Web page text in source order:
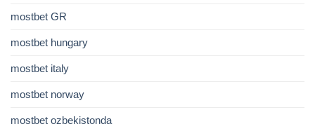
mostbet GR
mostbet hungary
mostbet italy
mostbet norway
mostbet ozbekistonda